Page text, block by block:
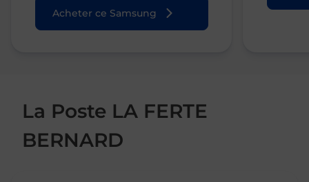
Acheter ce Samsung
La Poste LA FERTE
BERNARD